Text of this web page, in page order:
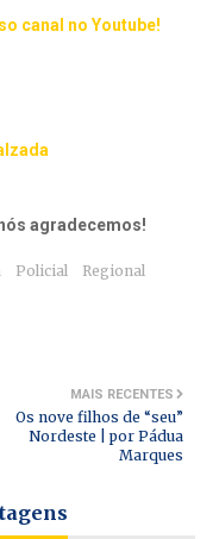
canal no Youtube!
agradecemos!
Policial Regional
MAIS RECENTES
Os nove filhos de “seu”
Nordeste | por Pádua
Marques